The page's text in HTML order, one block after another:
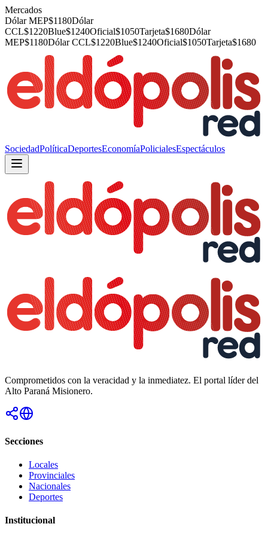
Mercados
Dólar MEP$1180Dólar
CCL$1220Blue$1240Oficial$1050Tarjeta$1680Dólar
MEP$1180Dólar CCL$1220Blue$1240Oficial$1050Tarjeta$1680
SociedadPolíticaDeportesEconomíaPolicialesEspectáculos
Comprometidos con la veracidad y la inmediatez. El portal líder del
Alto Paraná Misionero.
Secciones
Locales
Provinciales
Nacionales
Deportes
Institucional